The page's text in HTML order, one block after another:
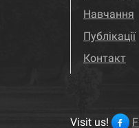
Навчання
Публікації
Контакт
Visit us!